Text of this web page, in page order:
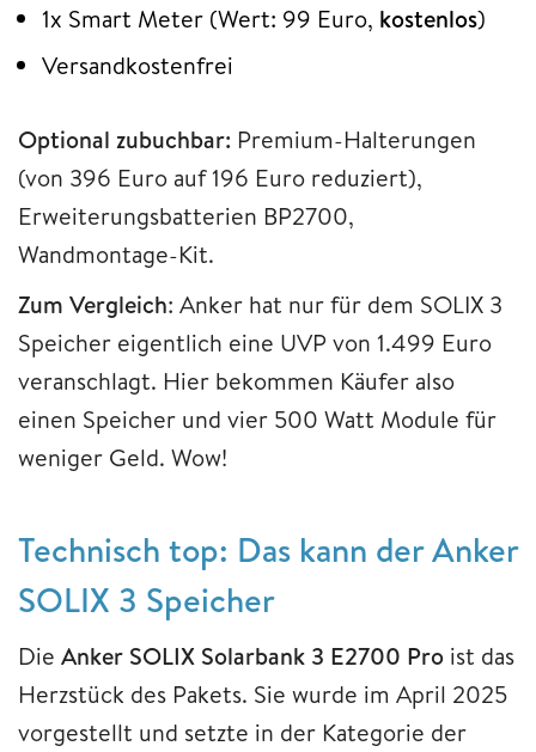
1x Smart Meter (Wert: 99 Euro, kostenlos)
Versandkostenfrei
Optional zubuchbar: Premium-Halterungen
(von 396 Euro auf 196 Euro reduziert),
Erweiterungsbatterien BP2700,
Wandmontage-Kit.
Zum Vergleich: Anker hat nur für dem SOLIX 3
Speicher eigentlich eine UVP von 1.499 Euro
veranschlagt. Hier bekommen Käufer also
einen Speicher und vier 500 Watt Module für
weniger Geld. Wow!
Technisch top: Das kann der Anker
SOLIX 3 Speicher
Die Anker SOLIX Solarbank 3 E2700 Pro ist das
Herzstück des Pakets. Sie wurde im April 2025
vorgestellt und setzte in der Kategorie der